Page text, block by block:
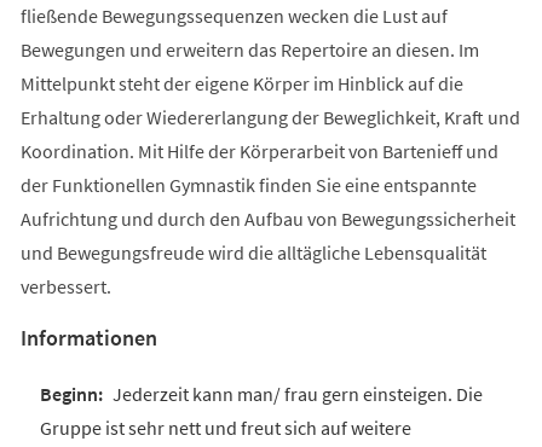
fließende Bewegungssequenzen wecken die Lust auf
Bewegungen und erweitern das Repertoire an diesen. Im
Mittelpunkt steht der eigene Körper im Hinblick auf die
Erhaltung oder Wiedererlangung der Beweglichkeit, Kraft und
Koordination. Mit Hilfe der Körperarbeit von Bartenieff und
der Funktionellen Gymnastik finden Sie eine entspannte
Aufrichtung und durch den Aufbau von Bewegungssicherheit
und Bewegungsfreude wird die alltägliche Lebensqualität
verbessert.
Informationen
Jederzeit kann man/ frau gern einsteigen. Die
Gruppe ist sehr nett und freut sich auf weitere